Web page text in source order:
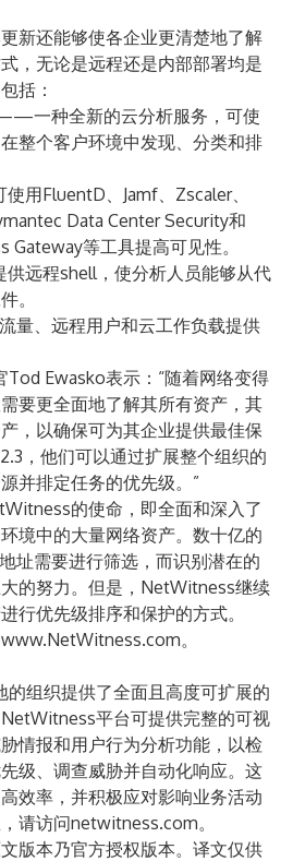
新还能够使各企业更清楚地了解
，无论是远程还是内部部署均是
括：
一种全新的云分析服务，可使
整个客户环境中发现、分类和排
用FluentD、Jamf、Zscaler、
Data Center Security和
Gateway等工具提高可见性。
远程shell，使分析人员能够从代
。
、远程用户和云工作负载提供
Ewasko表示：“随着网络变得
要更全面地了解其所有资产，其
，以确保可为其企业提供最佳保
，他们可以通过扩展整个组织的
并排定任务的优先级。”
的使命，即全面和深入了
境中的大量网络资产。数十亿的
址需要进行筛选，而识别潜在的
的努力。但是，NetWitness继续
行优先级排序和保护的方式。
www.NetWitness.com。
组织提供了全面且高度可扩展的
平台可提供完整的可视
情报和用户行为分析功能，以检
级、调查威胁并自动化响应。这
效率，并积极应对影响业务活动
请访问netwitness.com。
版本乃官方授权版本。译文仅供